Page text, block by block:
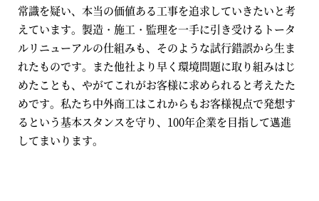
常識を疑い、本当の価値ある工事を追求していきたいと考
えています。製造・施工・監理を一手に引き受けるトータ
ルリニューアルの仕組みも、そのような試行錯誤から生ま
れたものです。また他社より早く環境問題に取り組みはじ
めたことも、やがてこれがお客様に求められると考えたた
めです。私たち中外商工はこれからもお客様視点で発想す
るという基本スタンスを守り、100年企業を目指して邁進
してまいります。